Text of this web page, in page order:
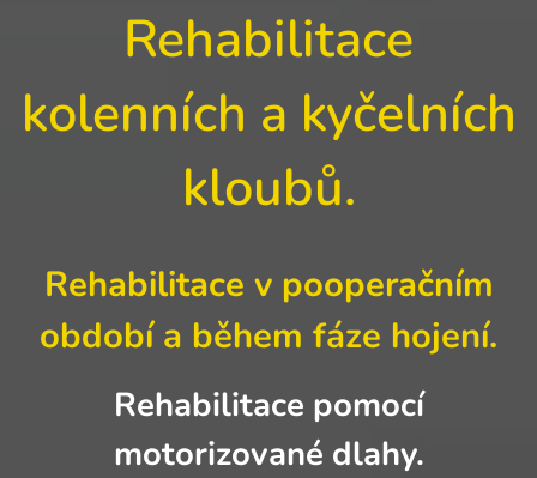
Rehabilitace
kolenních a kyčelních
kloubů.
Rehabilitace v pooperačním
období a během fáze hojení.
Rehabilitace pomocí
motorizované dlahy.